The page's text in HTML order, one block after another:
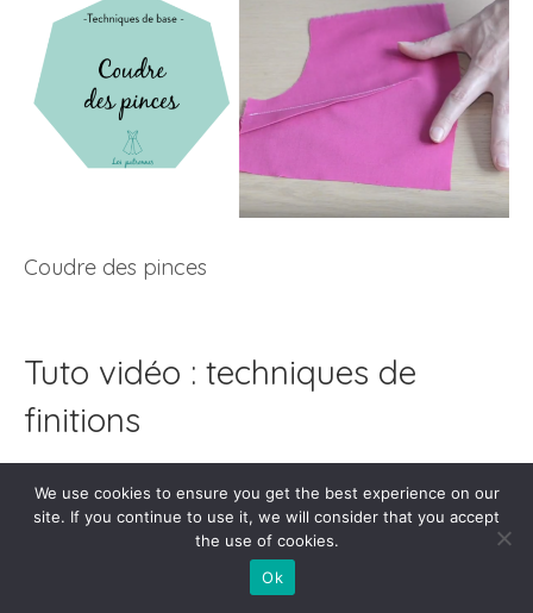
Coudre des pinces
Tuto vidéo : techniques de
finitions
We use cookies to ensure you get the best experience on our
site. If you continue to use it, we will consider that you accept
the use of cookies.
Ok